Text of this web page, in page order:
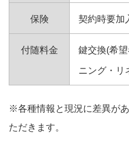
保険 契約時要加
付随料金 鍵交換(希
ニング・リ
※各種情報と現況に差異が
ただきます。